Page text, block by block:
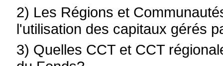
2) Les Régions et
l'utilisation des capitaux gérés
3) Quelles CCT et CCT